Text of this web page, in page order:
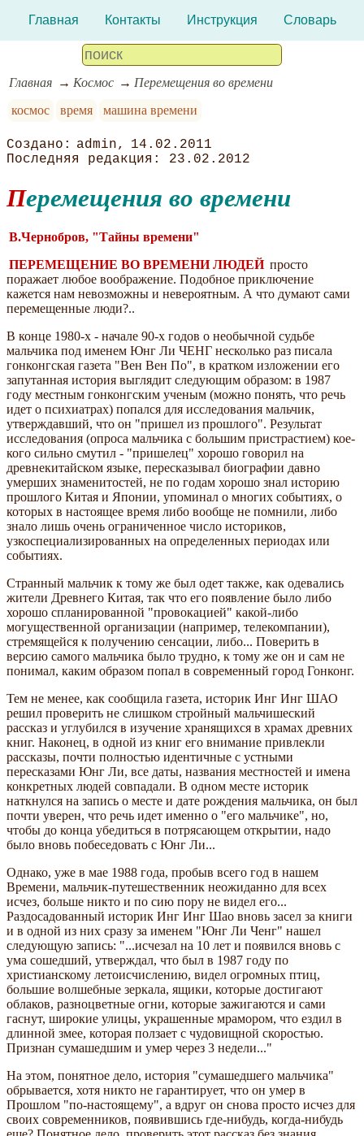
Главная Контакты Инструкция Словарь
Главная Космос
Перемещения во времени
космос
время машина времени
admin
14.02.2011
23.02.2012
Перемещения во времени
В.Чернобров, "Тайны времени"
ПЕРЕМЕЩЕНИЕ ВО ВРЕМЕНИ ЛЮДЕЙ просто
поражает любое воображение. Подобное приключение
кажется нам невозможны и невероятным. А что думают сами
перемещенные люди?..
В конце 1980-х - начале 90-х годов о необычной судьбе
мальчика под именем Юнг Ли ЧЕНГ несколько раз писала
гонконгская газета "Вен Вен По", в кратком изложении его
запутанная история выглядит следующим образом: в 1987
году местным гонконгским ученым (можно понять, что речь
идет о психиатрах) попался для исследования мальчик,
утверждавший, что он "пришел из прошлого". Результат
исследования (опроса мальчика с большим пристрастием) кое-
кого сильно смутил - "пришелец" хорошо говорил на
древнекитайском языке, пересказывал биографии давно
умерших знаменитостей, не по годам хорошо знал историю
прошлого Китая и Японии, упоминал о многих событиях, о
которых в настоящее время либо вообще не помнили, либо
знало лишь очень ограниченное число историков,
узкоспециализированных на определенных периодах или
событиях.
Странный мальчик к тому же был одет также, как одевались
жители Древнего Китая, так что его появление было либо
хорошо спланированной "провокацией" какой-либо
могущественной организации (например, телекомпании),
стремящейся к получению сенсации, либо... Поверить в
версию самого мальчика было трудно, к тому же он и сам не
понимал, каким образом попал в современный город Гонконг.
Тем не менее, как сообщила газета, историк Инг Инг ШАО
решил проверить не слишком стройный мальчишеский
рассказ и углубился в изучение хранящихся в храмах древних
книг. Наконец, в одной из книг его внимание привлекли
рассказы, почти полностью идентичные с устными
пересказами Юнг Ли, все даты, названия местностей и имена
конкретных людей совпадали. В одном месте историк
наткнулся на запись о месте и дате рождения мальчика, он был
почти уверен, что речь идет именно о "его мальчике", но,
чтобы до конца убедиться в потрясающем открытии, надо
было вновь побеседовать с Юнг Ли...
Однако, уже в мае 1988 года, пробыв всего год в нашем
Времени, мальчик-путешественник неожиданно для всех
исчез, больше никто и по сию пору не видел его...
Раздосадованный историк Инг Инг Шао вновь засел за книги
и в одной из них сразу за именем "Юнг Ли Ченг" нашел
следующую запись: "...исчезал на 10 лет и появился вновь с
ума сошедший, утверждал, что был в 1987 году по
христианскому летоисчислению, видел огромных птиц,
большие волшебные зеркала, ящики, которые достигают
облаков, разноцветные огни, которые зажигаются и сами
гаснут, широкие улицы, украшенные мрамором, что ездил в
длинной змее, которая ползает с чудовищной скоростью.
Признан сумашедшим и умер через 3 недели..."
На этом, понятное дело, история "сумашедшего мальчика"
обрывается, хотя никто не гарантирует, что он умер в
Прошлом "по-настоящему", а вдруг он снова просто исчез для
своих современников, появившись где-нибудь, когда-нибудь